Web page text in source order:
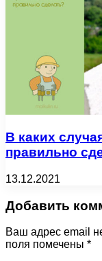
В каких
правильно
13.12.2021
Добавить
Ваш адрес email
поля помечены *